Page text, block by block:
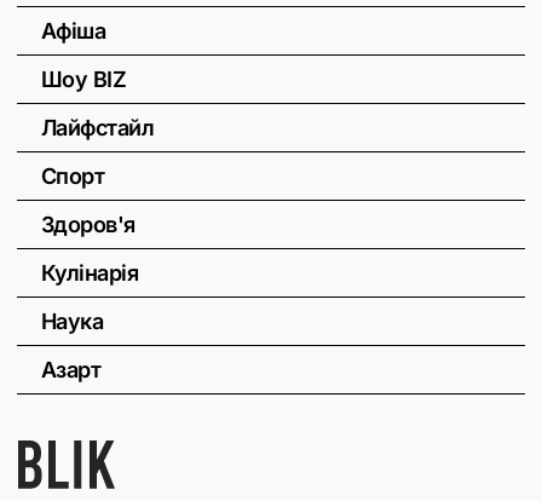
Афіша
Шоу BIZ
Лайфстайл
Спорт
Здоров'я
Кулінарія
Наука
Азарт